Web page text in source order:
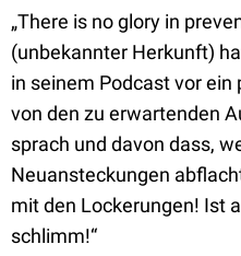
„There is no glory in
(unbekannter Herkunft)
in seinem Podcastvor ein
von den zu erwartenden
sprach und davon dass,
Neuansteckungen
mit den Lockerungen! Ist
schlimm!“